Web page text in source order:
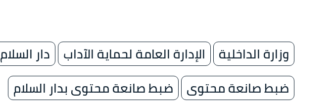
وزارة الداخلية الإدارة العامة لحماية الآداب
دار السلام
ضبط صانعة محتوى
ضبط صانعة محتوى بدار السلام